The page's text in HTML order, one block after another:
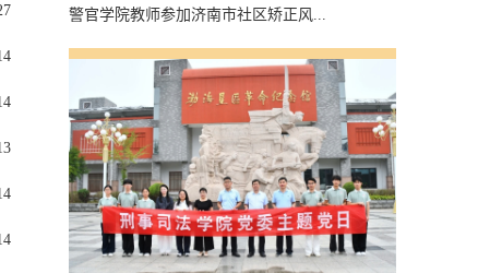
警官学院教师参加济南市社区矫正风...